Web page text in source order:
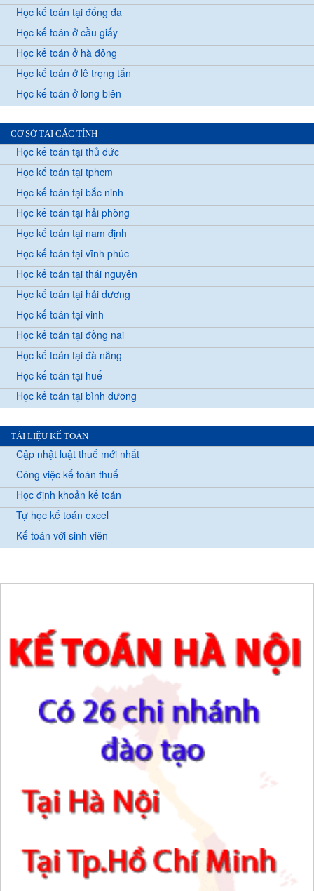
Học kế toán tại đống đa
Học kế toán ở cầu giấy
Học kế toán ở hà đông
Học kế toán ở lê trọng tấn
Học kế toán ở long biên
CƠ SỞ TẠI CÁC TỈNH
Học kế toán tại thủ đức
Học kế toán tại tphcm
Học kế toán tại bắc ninh
Học kế toán tại hải phòng
Học kế toán tại nam định
Học kế toán tại vĩnh phúc
Học kế toán tại thái nguyên
Học kế toán tại hải dương
Học kế toán tại vinh
Học kế toán tại đồng nai
Học kế toán tại đà nẵng
Học kế toán tại huế
Học kế toán tại bình dương
TÀI LIỆU KẾ TOÁN
Cập nhật luật thuế mới nhất
Công việc kế toán thuế
Học định khoản kế toán
Tự học kế toán excel
Kế toán với sinh viên